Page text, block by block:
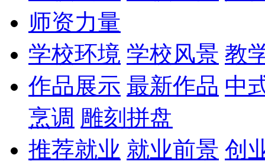
师资力量
学校环境 学校风景 教
作品展示 最新作品 中
烹调 雕刻拼盘
推荐就业 就业前景 创